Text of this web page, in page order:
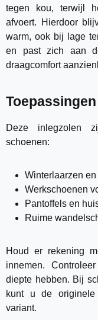
tegen kou, terwijl
afvoert. Hierdoor
warm, ook bij lage
en past zich aan
draagcomfort
Deze inlegzolen
schoenen:
Winterlaarzen
Werkschoenen
Pantoffels en
Ruime
Houd er rekening
innemen.
diepte hebben. Bij
kunt u de originele
variant.